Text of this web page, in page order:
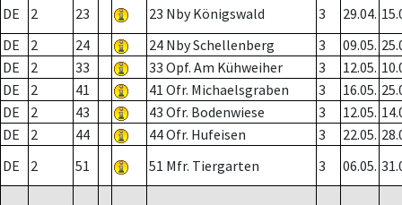
DE
2 23 23 Nby Königswald 3 29.04.
DE
2 24 24 Nby Schellenberg 3 09.05.
DE
2 33 33 Opf. Am Kühweiher 3 12.05.
DE
2 41 41 Ofr. Michaelsgraben 3 16.05.
DE
2 43 43 Ofr. Bodenwiese 3 12.05.
DE
2 44 44 Ofr. Hufeisen 3 22.05.
DE
2 51 51 Mfr. Tiergarten 3 06.05.